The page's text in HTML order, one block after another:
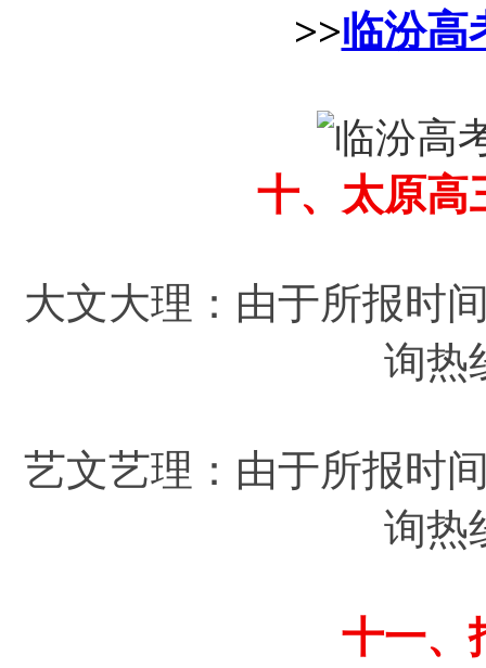
>>临汾高
十、太原高
大文大理：由于所报时
询热
艺文艺理：由于所报时
询热
十一、